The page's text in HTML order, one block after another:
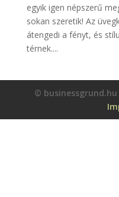
egyik igen népszerű
sokan szeretik! Az
átengedi a fényt, és
térnek....
©